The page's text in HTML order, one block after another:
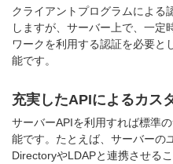
クライアントプログラムによる
しますが、サーバー上で、一定
ワークを利用する認証を必要と
能です。
充実したAPIによるカス
サーバーAPIを利用すれば標準
能です。たとえば、サーバーの
DirectoryやLDAPと連携させる